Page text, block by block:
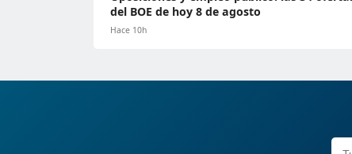
del BOE de hoy 8 de agosto
Hace 10h